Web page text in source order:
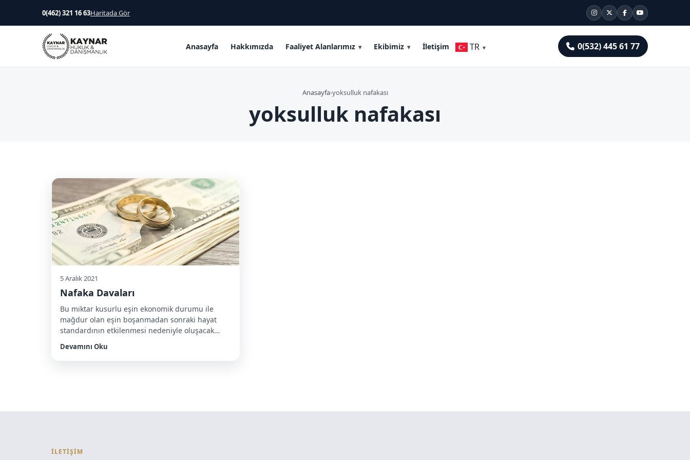
0(462) 321 16 63Haritada Gör
Anasayfa Hakkımızda Faaliyet Alanlarımız Ekibimiz İletişim TR 0(532) 445 61 77
Anasayfa›yoksulluk nafakası
yoksulluk nafakası
5 Aralık 2021
Nafaka Davaları
Bu miktar kusurlu eşin ekonomik durumu ile
mağdur olan eşin boşanmadan sonraki hayat
standardının etkilenmesi nedeniyle oluşacak
kanaat neticesinde hakimin takdirinde
bulunmakta olup emsal Yargıtay kararları elbette
Devamını Oku
İLETİŞİM